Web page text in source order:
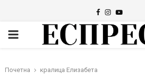
Facebook
Instagram
Youtube
PRIMARY
Почетна кралица Елизабета